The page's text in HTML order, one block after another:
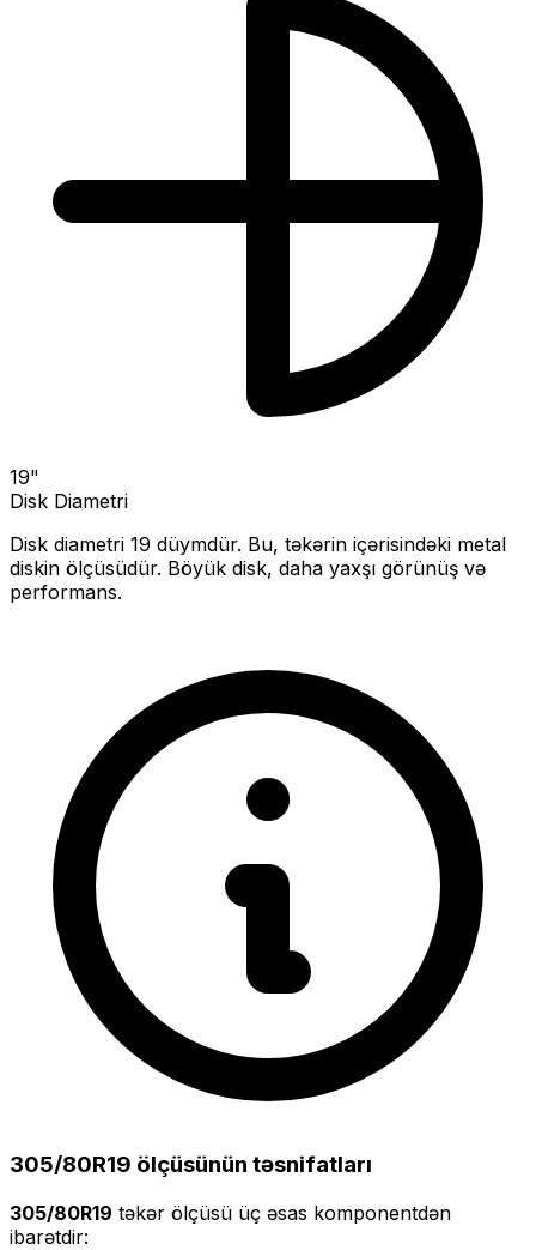
19"
Disk Diametri
Disk diametri 19 düymdür. Bu, təkərin içərisindəki metal
diskin ölçüsüdür. Böyük disk, daha yaxşı görünüş və
performans.
305/80R19 ölçüsünün təsnifatları
305/80R19 təkər ölçüsü üç əsas komponentdən
ibarətdir: